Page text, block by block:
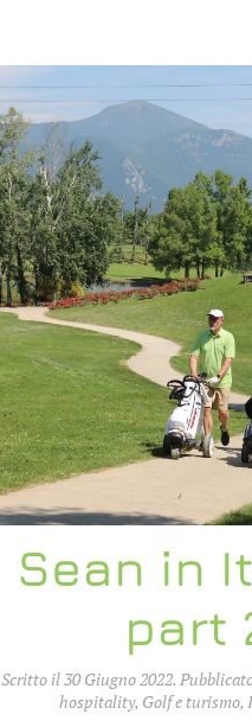
Sean in
part
Scritto il30 Giugno 2022.
hospitality, Golf e turismo,